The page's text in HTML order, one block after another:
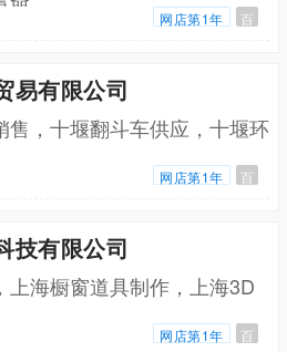
网店第1年 百
易有限公司
售，十堰翻斗车供应，十堰环
网店第1年 百
技有限公司
上海橱窗道具制作，上海3D
网店第1年 百